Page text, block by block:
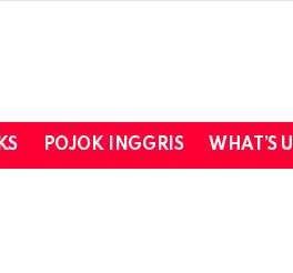
POJOK INGGRIS WHAT’S